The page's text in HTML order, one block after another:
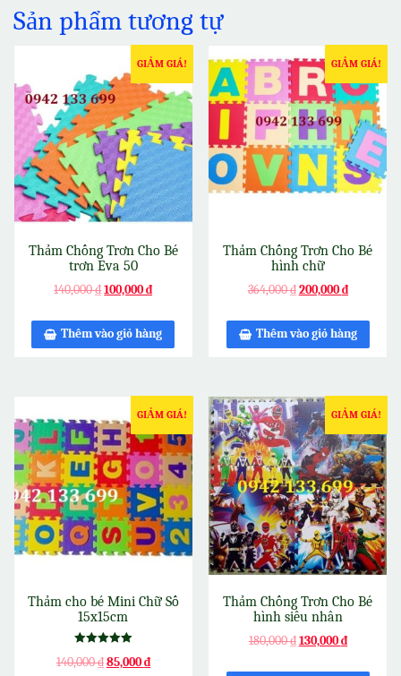
Sản phẩm tương tự
GIẢM GIÁ!
Thảm Chống Trơn Cho Bé
trơn Eva 50
140,000₫100,000₫
Thêm vào giỏ hàng
GIẢM GIÁ!
Thảm Chống Trơn Cho Bé
hình chữ
364,000₫200,000₫
Thêm vào giỏ hàng
GIẢM GIÁ!
Thảm cho bé Mini Chữ Số
15x15cm
hạng
140,000₫85,000₫
GIẢM GIÁ!
Thảm Chống Trơn Cho Bé
hình siêu nhân
180,000₫130,000₫